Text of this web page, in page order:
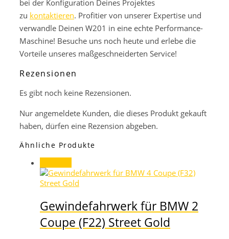
bei der Konfiguration Deines Projektes
zu kontaktieren. Profitier von unserer Expertise und
verwandle Deinen W201 in eine echte Performance-
Maschine! Besuche uns noch heute und erlebe die
Vorteile unseres maßgeschneiderten Service!
Rezensionen
Es gibt noch keine Rezensionen.
Nur angemeldete Kunden, die dieses Produkt gekauft
haben, dürfen eine Rezension abgeben.
Ähnliche Produkte
Gewindefahrwerk für BMW 2
Coupe (F22) Street Gold